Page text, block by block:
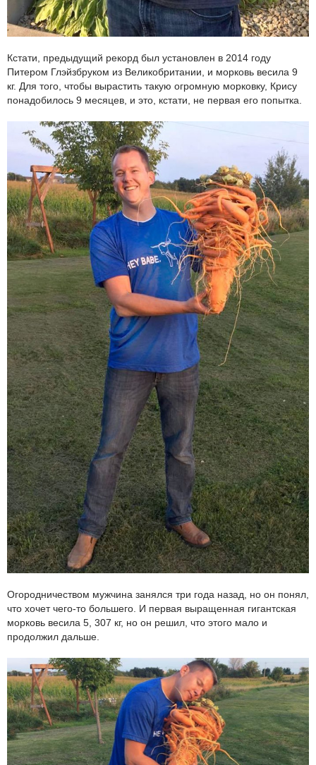
Кстати, предыдущий рекорд был установлен в 2014 году
Питером Глэйзбруком из Великобритании, и морковь весила 9
кг. Для того, чтобы вырастить такую огромную морковку, Крису
понадобилось 9 месяцев, и это, кстати, не первая его попытка.
Огородничеством мужчина занялся три года назад, но он понял,
что хочет чего-то большего. И первая выращенная гигантская
морковь весила 5, 307 кг, но он решил, что этого мало и
продолжил дальше.